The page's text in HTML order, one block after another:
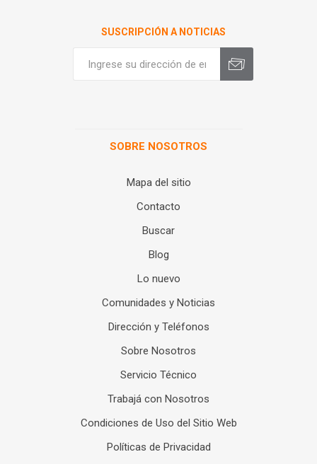
SUSCRIPCIÓN A NOTICIAS
SOBRE NOSOTROS
Mapa del sitio
Contacto
Buscar
Blog
Lo nuevo
Comunidades y Noticias
Dirección y Teléfonos
Sobre Nosotros
Servicio Técnico
Trabajá con Nosotros
Condiciones de Uso del Sitio Web
Políticas de Privacidad